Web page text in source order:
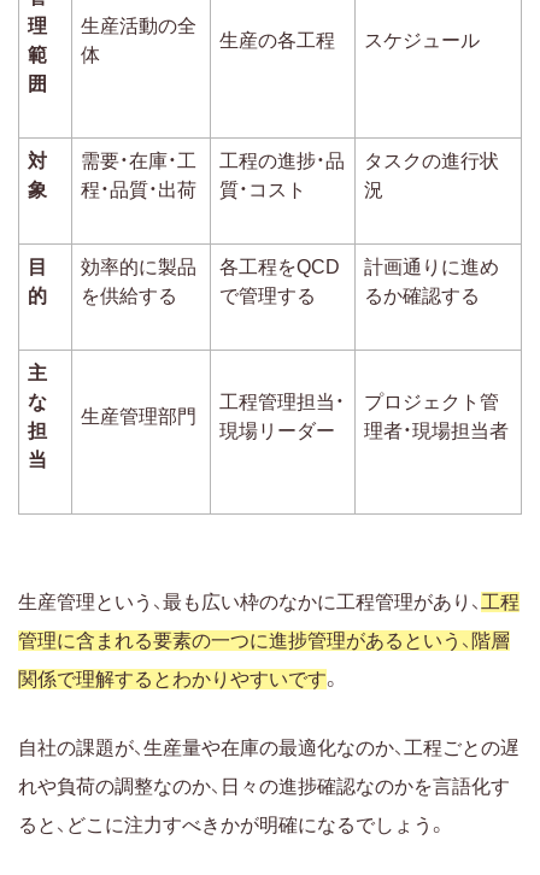
理
範
囲
生産活動の全
体
生産の各工程 スケジュール
対
象
需要・在庫・工
程・品質・出荷
工程の進捗・品
質・コスト
タスクの進行状
況
目
的
効率的に製品
を供給する
各工程をQCD
で管理する
計画通りに進め
るか確認する
主
な
担
当
生産管理部門
工程管理担当・
現場リーダー
プロジェクト管
理者・現場担当者
生産管理という、最も広い枠のなかに工程管理があり、 工程
管理に含まれる要素の一つに進捗管理があるという、階層
関係で理解するとわかりやすいです。
自社の課題が、生産量や在庫の最適化なのか、工程ごとの遅
れや負荷の調整なのか、日々の進捗確認なのかを言語化す
ると、どこに注力すべきかが明確になるでしょう。